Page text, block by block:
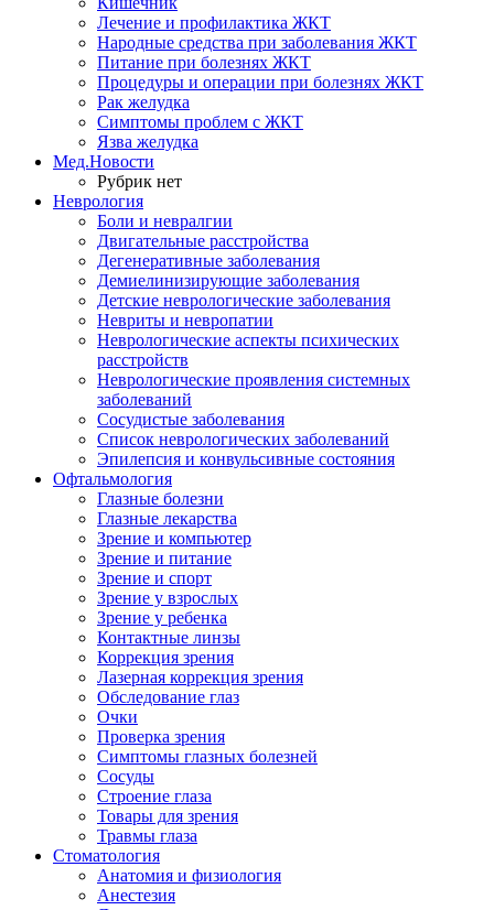
Лечение и профилактика ЖКТ
Народные средства при заболевания ЖКТ
Питание при болезнях ЖКТ
Процедуры и операции при болезнях ЖКТ
Рак желудка
Симптомы проблем с ЖКТ
Язва желудка
Мед.Новости
Рубрик нет
Неврология
Боли и невралгии
Двигательные расстройства
Дегенеративные заболевания
Демиелинизирующие заболевания
Детские неврологические заболевания
Невриты и невропатии
Неврологические аспекты психических
расстройств
Неврологические проявления системных
заболеваний
Сосудистые заболевания
Список неврологических заболеваний
Эпилепсия и конвульсивные состояния
Офтальмология
Глазные болезни
Глазные лекарства
Зрение и компьютер
Зрение и питание
Зрение и спорт
Зрение у взрослых
Зрение у ребенка
Контактные линзы
Коррекция зрения
Лазерная коррекция зрения
Обследование глаз
Очки
Проверка зрения
Симптомы глазных болезней
Сосуды
Строение глаза
Товары для зрения
Травмы глаза
Стоматология
Анатомия и физиология
Анестезия